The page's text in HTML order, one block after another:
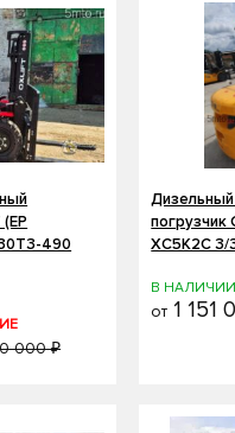
490
000 ₽
погрузчик
XC5K2C 3/
В НАЛИЧИИ
от 1 151